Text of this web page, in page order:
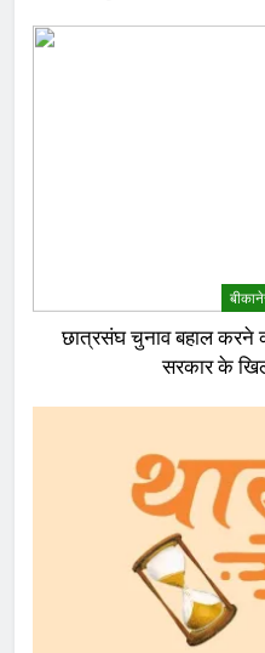
छात्रसंघ चुनाव बहाल करने
सरकार के